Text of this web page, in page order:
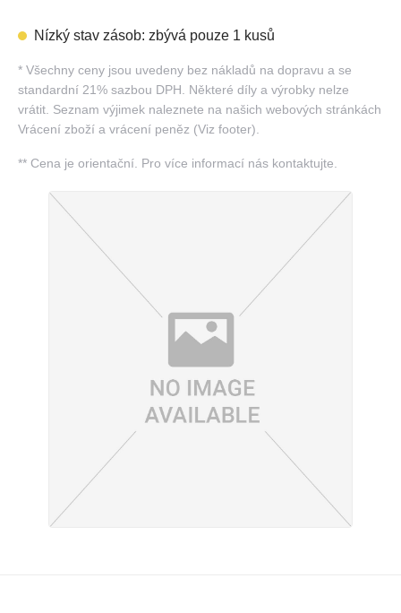
Nízký stav zásob: zbývá pouze 1 kusů
* Všechny ceny jsou uvedeny bez nákladů na dopravu a se
standardní 21% sazbou DPH. Některé díly a výrobky nelze
vrátit. Seznam výjimek naleznete na našich webových stránkách
Vrácení zboží a vrácení peněz (Viz footer).
** Cena je orientační. Pro více informací nás kontaktujte.